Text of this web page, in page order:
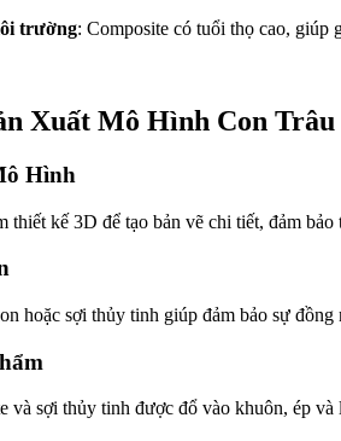
trường: Composite có tuổi thọ cao, giúp
Xuất Mô Hình Con Trâu
Hình
thiết kế 3D để tạo bản vẽ chi tiết, đảm
hoặc sợi thủy tinh giúp đảm bảo sự đồng
và sợi thủy tinh được đổ vào khuôn, ép và